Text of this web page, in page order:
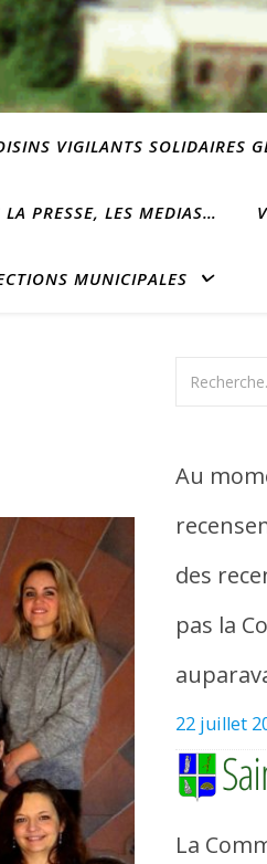
VIGILANTS SOLIDAIRES
LA PRESSE, LES MEDIAS…
MUNICIPALES
Au
des
pas la
22 juillet
La